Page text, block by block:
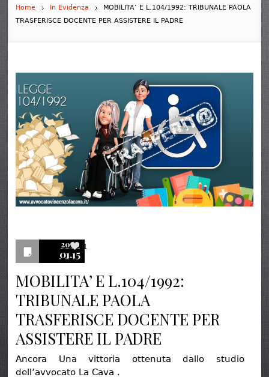
Home In Evidenza
MOBILITA’ E L.104/1992: TRIBUNALE PAOLA
TRASFERISCE DOCENTE PER ASSISTERE IL PADRE
2020
01.15
1
MOBILITA’ E L.104/1992:
TRIBUNALE PAOLA
TRASFERISCE DOCENTE PER
ASSISTERE IL PADRE
Ancora Una vittoria ottenuta dallo studio
dell’avvocato La Cava .